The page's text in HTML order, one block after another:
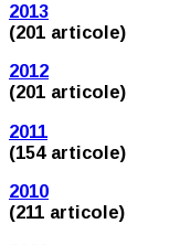
2013
(201 articole)
2012
(201 articole)
2011
(154 articole)
2010
(211 articole)